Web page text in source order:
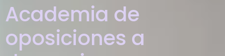
Academia de
oposiciones a